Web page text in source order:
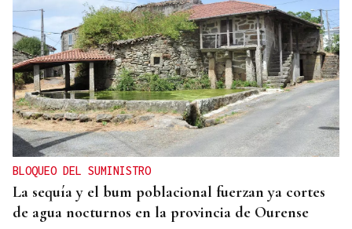
BLOQUEO DEL SUMINISTRO
La sequía y el bum poblacional fuerzan ya cortes
de agua nocturnos en la provincia de Ourense